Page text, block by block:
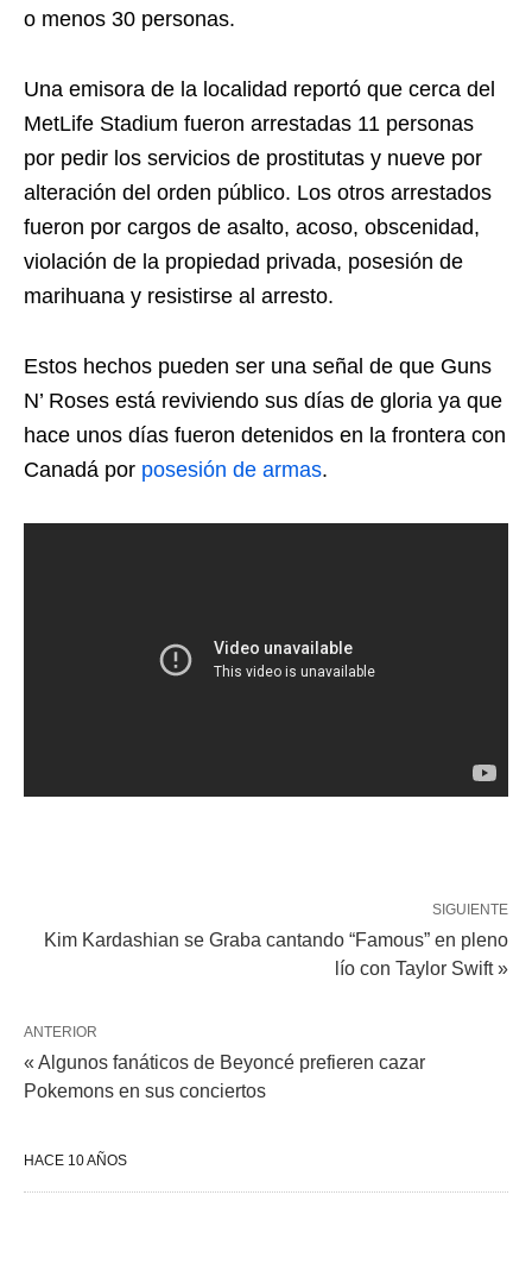
o menos 30 personas.
Una emisora de la localidad reportó que cerca del
MetLife Stadium fueron arrestadas 11 personas
por pedir los servicios de prostitutas y nueve por
alteración del orden público. Los otros arrestados
fueron por cargos de asalto, acoso, obscenidad,
violación de la propiedad privada, posesión de
marihuana y resistirse al arresto.
Estos hechos pueden ser una señal de que Guns
N’ Roses está reviviendo sus días de gloria ya que
hace unos días fueron detenidos en la frontera con
Canadá por posesión de armas.
SIGUIENTE
Kim Kardashian se Graba cantando “Famous” en pleno
lío con Taylor Swift »
ANTERIOR
« Algunos fanáticos de Beyoncé prefieren cazar
Pokemons en sus conciertos
HACE 10 AÑOS